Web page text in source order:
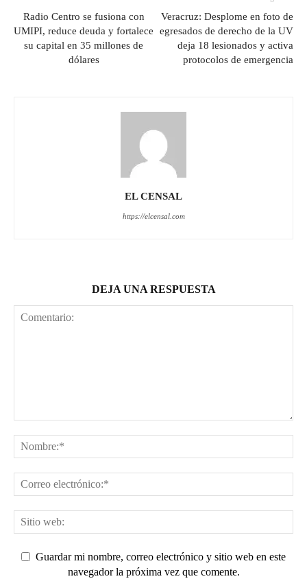
Radio Centro se fusiona con
UMIPI, reduce deuda y fortalece
su capital en 35 millones de
dólares
Veracruz: Desplome en foto de
egresados de derecho de la UV
deja 18 lesionados y activa
protocolos de emergencia
EL CENSAL
https://elcensal.com
DEJA UNA RESPUESTA
Guardar mi nombre, correo electrónico y sitio web en este
navegador la próxima vez que comente.